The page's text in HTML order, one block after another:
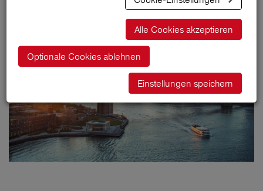
Alle Cookies akzeptieren
Optionale Cookies ablehnen
Einstellungen speichern